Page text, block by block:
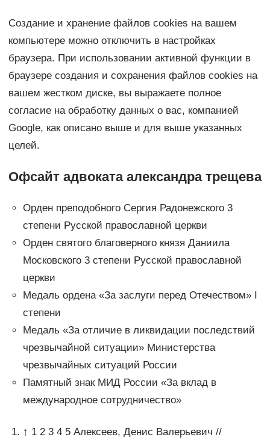
Создание и хранение файлов cookies на вашем
компьютере можно отключить в настройках
браузера. При использовании активной функции в
браузере создания и сохранения файлов cookies на
вашем жестком диске, вы выражаете полное
согласие на обработку данных о вас, компанией
Google, как описано выше и для выше указанных
целей.
Офсайт адвоката александра трещева
Орден преподобного Сергия Радонежского 3
степени Русской православной церкви
Орден святого благоверного князя Даниила
Московского 3 степени Русской православной
церкви
Медаль ордена «За заслуги перед Отечеством» I
степени
Медаль «За отличие в ликвидации последствий
чрезвычайной ситуации» Министерства
чрезвычайных ситуаций России
Памятный знак МИД России «За вклад в
международное сотрудничество»
↑ 1 2 3 4 5 Алексеев, Денис Валерьевич //